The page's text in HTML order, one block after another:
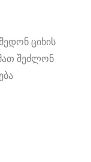
ციხის
შეძლონ